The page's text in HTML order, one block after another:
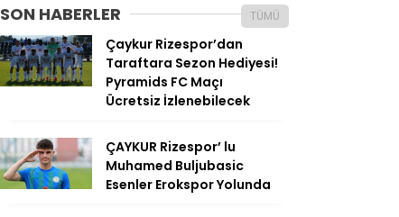
SON HABERLER TÜMÜ
Çaykur Rizespor’dan
Taraftara Sezon Hediyesi!
Pyramids FC Maçı
Ücretsiz İzlenebilecek
ÇAYKUR Rizespor’ lu
Muhamed Buljubasic
Esenler Erokspor Yolunda